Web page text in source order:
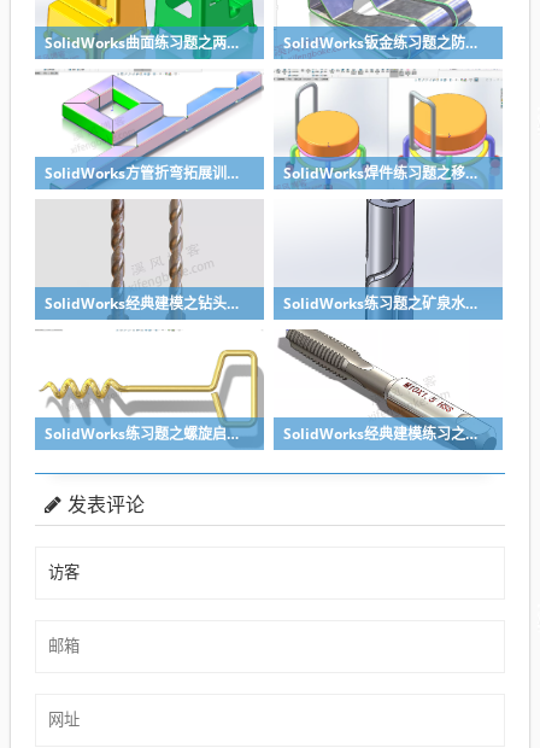
SolidWorks曲面练习题之两步踢凳建模，看似曲面实则特征 SolidWorks钣金练习题之防松档卡建模，钣金命令综合练习
SolidWorks方管折弯拓展训练，你会了吗？ SolidWorks焊件练习题之移动小矮凳，思路对了就不难
SolidWorks经典建模之钻头刀具的绘制，螺纹收尾是关键技巧 SolidWorks练习题之矿泉水瓶的绘制，难度不大主要是顶部螺纹的处理
SolidWorks练习题之螺旋启瓶器，螺旋头是关键 SolidWorks经典建模练习之丝锥攻丝钻头的绘制，常规命令练习
发表评论